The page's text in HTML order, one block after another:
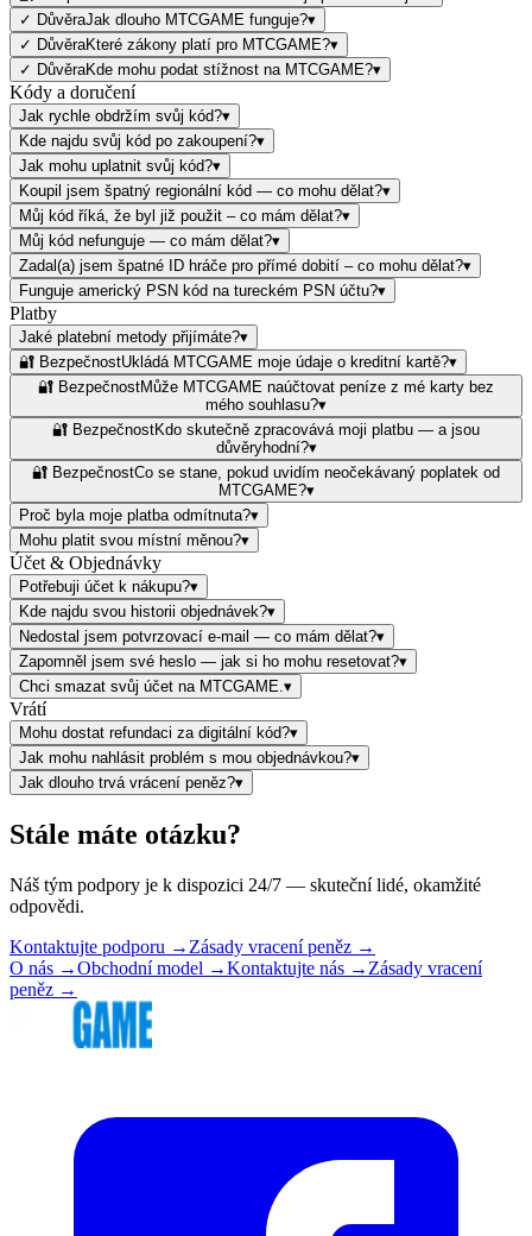
✓ DůvěraJak dlouho MTCGAME funguje?▾
✓ DůvěraKteré zákony platí pro MTCGAME?▾
✓ DůvěraKde mohu podat stížnost na MTCGAME?▾
Kódy a doručení
Jak rychle obdržím svůj kód?▾
Kde najdu svůj kód po zakoupení?▾
Jak mohu uplatnit svůj kód?▾
Koupil jsem špatný regionální kód — co mohu dělat?▾
Můj kód říká, že byl již použit – co mám dělat?▾
Můj kód nefunguje — co mám dělat?▾
Zadal(a) jsem špatné ID hráče pro přímé dobití – co mohu dělat?▾
Funguje americký PSN kód na tureckém PSN účtu?▾
Platby
Jaké platební metody přijímáte?▾
🔐 BezpečnostUkládá MTCGAME moje údaje o kreditní kartě?▾
🔐 BezpečnostMůže MTCGAME naúčtovat peníze z mé karty bez
mého souhlasu?▾
🔐 BezpečnostKdo skutečně zpracovává moji platbu — a jsou
důvěryhodní?▾
🔐 BezpečnostCo se stane, pokud uvidím neočekávaný poplatek od
MTCGAME?▾
Proč byla moje platba odmítnuta?▾
Mohu platit svou místní měnou?▾
Účet & Objednávky
Potřebuji účet k nákupu?▾
Kde najdu svou historii objednávek?▾
Nedostal jsem potvrzovací e-mail — co mám dělat?▾
Zapomněl jsem své heslo — jak si ho mohu resetovat?▾
Chci smazat svůj účet na MTCGAME. ▾
Vrátí
Mohu dostat refundaci za digitální kód?▾
Jak mohu nahlásit problém s mou objednávkou?▾
Jak dlouho trvá vrácení peněz?▾
Stále máte otázku?
Náš tým podpory je k dispozici 24/7 — skuteční lidé, okamžité
odpovědi.
Kontaktujte podporu → Zásady vracení peněz →
O nás →Obchodní model →Kontaktujte nás → Zásady vracení
peněz →